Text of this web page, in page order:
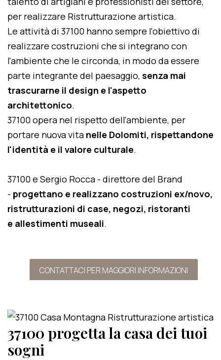
per realizzare Ristrutturazione artistica.
Le attività di 37100 hanno sempre l'obiettivo di
realizzare costruzioni che si integrano con
l'ambiente che le circonda, in modo da essere
parte integrante del paesaggio, senza mai
trascurarne il design e l'aspetto
architettonico.
37100 opera nel rispetto dell'ambiente, per
portare nuova vita nelle Dolomiti, rispettandone
l'identità e il valore culturale.
37100 e Sergio Rocca - direttore del Brand
- progettano e realizzano costruzioni ex/novo,
ristrutturazioni di case, negozi, ristoranti
e allestimenti museali.
CONTATTACI PER MAGGIORI INFORMAZIONI
37100 progetta la casa dei tuoi
sogni